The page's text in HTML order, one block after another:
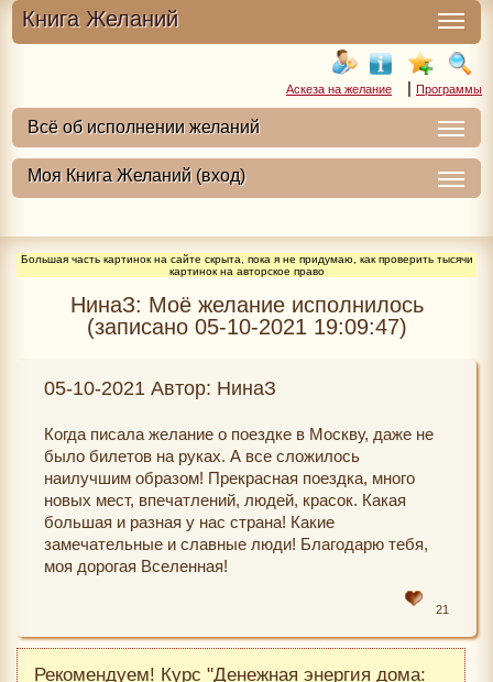
Книга Желаний
Аскеза на желание | Программы
Большая часть картинок на сайте скрыта, пока я не придумаю, как проверить тысячи
картинок на авторское право
НинаЗ: Моё желание исполнилось
(записано 05-10-2021 19:09:47)
05-10-2021 Автор: НинаЗ
Когда писала желание о поездке в Москву, даже не
было билетов на руках. А все сложилось
наилучшим образом! Прекрасная поездка, много
новых мест, впечатлений, людей, красок. Какая
большая и разная у нас страна! Какие
замечательные и славные люди! Благодарю тебя,
моя дорогая Вселенная!
21
Рекомендуем! Курс "Денежная энергия дома: